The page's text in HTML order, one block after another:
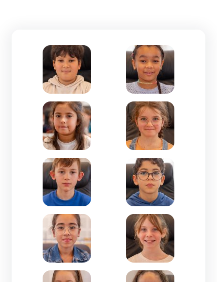
Zoom de l'image Aïdam MIQUEL-CM1-Jean
Zoom de l'image Alicia
Zoom de l'image Amélia KADDOURI-CE2-La
Zoom de l'image Anna
Zoom de l'image Antoine CIAMPI-CE2-Isly
Zoom de l'image Aylan
Zoom de l'image Capucine MOTTE NAMMISAY-
Zoom de l'image
Zoom de l'image Clémence GAUBERT-CE2-
Zoom de l'image Djenah